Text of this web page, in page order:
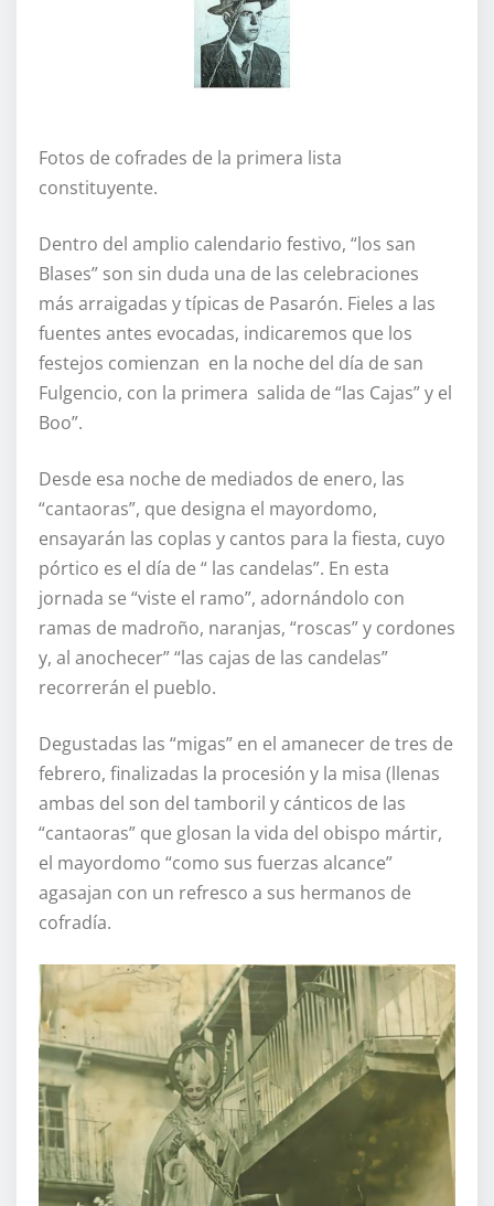
Fotos de cofrades de la primera lista
constituyente.
Dentro del amplio calendario festivo, “los san
Blases” son sin duda una de las celebraciones
más arraigadas y típicas de Pasarón. Fieles a las
fuentes antes evocadas, indicaremos que los
festejos comienzan en la noche del día de san
Fulgencio, con la primera salida de “las Cajas” y el
Boo”.
Desde esa noche de mediados de enero, las
“cantaoras”, que designa el mayordomo,
ensayarán las coplas y cantos para la fiesta, cuyo
pórtico es el día de “ las candelas”. En esta
jornada se “viste el ramo”, adornándolo con
ramas de madroño, naranjas, “roscas” y cordones
y, al anochecer” “las cajas de las candelas”
recorrerán el pueblo.
Degustadas las “migas” en el amanecer de tres de
febrero, finalizadas la procesión y la misa (llenas
ambas del son del tamboril y cánticos de las
“cantaoras” que glosan la vida del obispo mártir,
el mayordomo “como sus fuerzas alcance”
agasajan con un refresco a sus hermanos de
cofradía.